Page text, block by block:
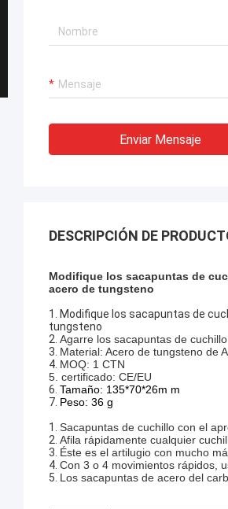
Enviar Mensaje
DESCRIPCIÓN DE
Modifique los sacapuntas de
acero de tungsteno
1. Modifique los sacapuntas de
tungsteno
2. Agarre los sacapuntas de cuchillo
3. Material: Acero de tungsteno de
4. MOQ: 1 CTN
5. certificado: CE/EU
6. Tamaño: 135*70*26m m
7. Peso: 36 g
1. Sacapuntas de cuchillo con el
2. Afila rápidamente cualquier
3. Éste es el artilugio con mucho
4. Con 3 o 4 movimientos rápidos,
5. Los sacapuntas de acero del